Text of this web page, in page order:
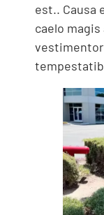
est.. Causa
caelo